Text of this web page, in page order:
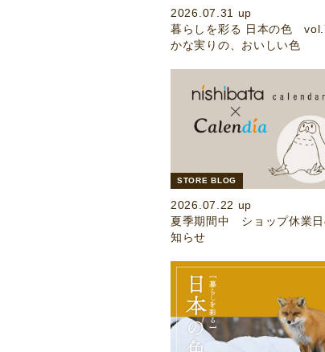
2026.07.31 up
暮らしを彩る 日本の色
かな実りの、おいしい色
STORE BLOG
2026.07.22 up
夏季期間中 ショップ休業日
知らせ